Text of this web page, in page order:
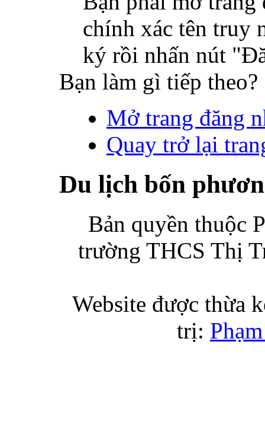
chính xác tên truy
ký rồi nhấn nút
Bạn làm gì tiếp theo?
Mở trang đăng
Quay trở lại
Du lịch bốn
Bản quyền thuộc
trường THCS Thị
Website được thừa
trị: